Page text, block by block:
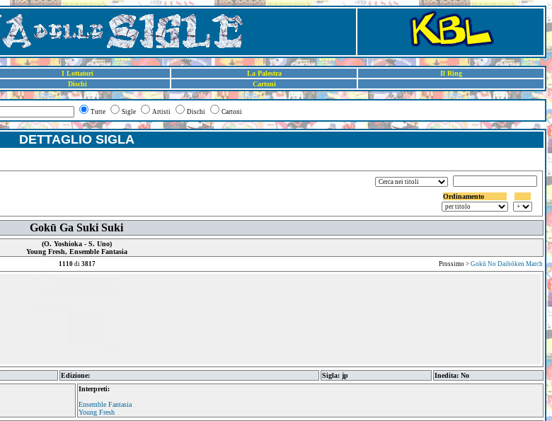
I Lottatori La Palestra
Il Ring
Dischi Cartoni
Tutte Sigle Artisti Dischi Cartoni
DETTAGLIO SIGLA
Ordinamento
Gokū Ga Suki Suki
(O. Yoshioka - S. Uno)
Young Fresh, Ensemble Fantasia
1110di 3817 Prossimo > Gokū No Daibōken March
Edizione: Sigla: jp
Inedita: No
Interpreti:
Ensemble Fantasia
Young Fresh